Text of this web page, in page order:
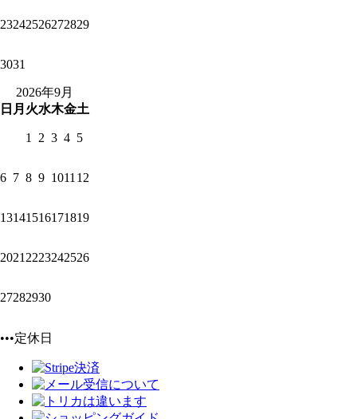
23242526272829
3031
2026年9月
日 月 火水木金土
1 2 3 4 5
6 7 8 9 1011 12
13141516171819
2021 2223242526
27282930
•••定休日